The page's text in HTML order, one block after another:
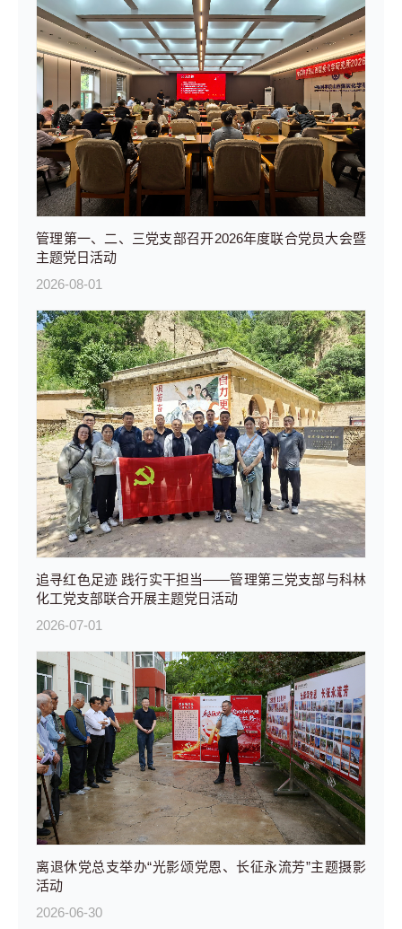
管理第一、二、三党支部召开2026年度联合党员大会暨
主题党日活动
2026-08-01
追寻红色足迹 践行实干担当——管理第三党支部与科林
化工党支部联合开展主题党日活动
2026-07-01
离退休党总支举办“光影颂党恩、长征永流芳”主题摄影
活动
2026-06-30